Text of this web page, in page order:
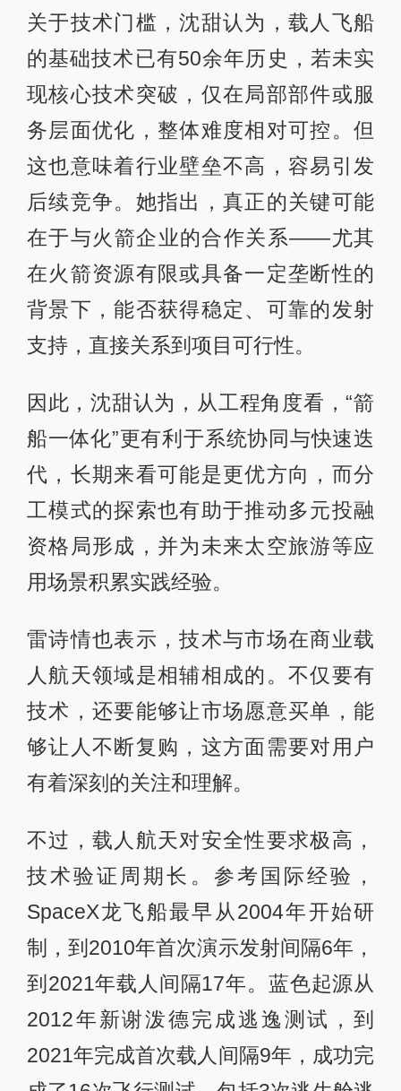
关于技术门槛，沈甜认为，载人飞船
的基础技术已有50余年历史，若未实
现核心技术突破，仅在局部部件或服
务层面优化，整体难度相对可控。但
这也意味着行业壁垒不高，容易引发
后续竞争。她指出，真正的关键可能
在于与火箭企业的合作关系——尤其
在火箭资源有限或具备一定垄断性的
背景下，能否获得稳定、可靠的发射
支持，直接关系到项目可行性。
因此，沈甜认为，从工程角度看，“箭
船一体化”更有利于系统协同与快速迭
代，长期来看可能是更优方向，而分
工模式的探索也有助于推动多元投融
资格局形成，并为未来太空旅游等应
用场景积累实践经验。
雷诗情也表示，技术与市场在商业载
人航天领域是相辅相成的。不仅要有
技术，还要能够让市场愿意买单，能
够让人不断复购，这方面需要对用户
有着深刻的关注和理解。
不过，载人航天对安全性要求极高，
技术验证周期长。参考国际经验，
SpaceX龙飞船最早从2004年开始研
制，到2010年首次演示发射间隔6年，
到2021年载人间隔17年。蓝色起源从
2012年新谢泼德完成逃逸测试，到
2021年完成首次载人间隔9年，成功完